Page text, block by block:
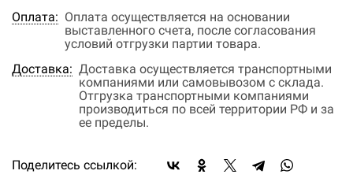
Оплата: Оплата осуществляется на основании
выставленного счета, после согласования
условий отгрузки партии товара.
Доставка: Доставка осуществляется транспортными
компаниями или самовывозом с склада.
Отгрузка транспортными компаниями
производиться по всей территории РФ и за
ее пределы.
Поделитесь ссылкой: